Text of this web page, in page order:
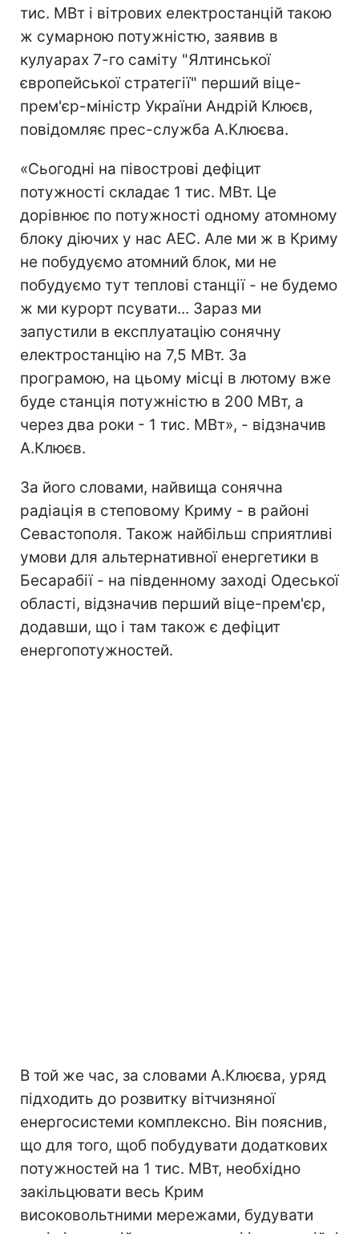
тис. МВт і вітрових електростанцій такою
ж сумарною потужністю, заявив в
кулуарах 7-го саміту "Ялтинської
європейської стратегії" перший віце-
прем'єр-міністр України Андрій Клюєв,
повідомляє прес-служба А.Клюєва.
«Сьогодні на півострові дефіцит
потужності складає 1 тис. МВт. Це
дорівнює по потужності одному атомному
блоку діючих у нас АЕС. Але ми ж в Криму
не побудуємо атомний блок, ми не
побудуємо тут теплові станції - не будемо
ж ми курорт псувати... Зараз ми
запустили в експлуатацію сонячну
електростанцію на 7,5 МВт. За
програмою, на цьому місці в лютому вже
буде станція потужністю в 200 МВт, а
через два роки - 1 тис. МВт», - відзначив
А.Клюєв.
За його словами, найвища сонячна
радіація в степовому Криму - в районі
Севастополя. Також найбільш сприятливі
умови для альтернативної енергетики в
Бесарабії - на південному заході Одеської
області, відзначив перший віце-прем'єр,
додавши, що і там також є дефіцит
енергопотужностей.
В той же час, за словами А.Клюєва, уряд
підходить до розвитку вітчизняної
енергосистеми комплексно. Він пояснив,
що для того, щоб побудувати додаткових
потужностей на 1 тис. МВт, необхідно
закільцювати весь Крим
високовольтними мережами, будувати